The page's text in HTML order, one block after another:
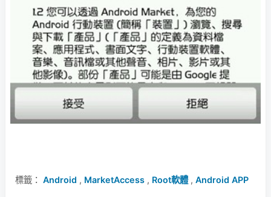
標籤： Android , MarketAccess , Root軟體, Android APP